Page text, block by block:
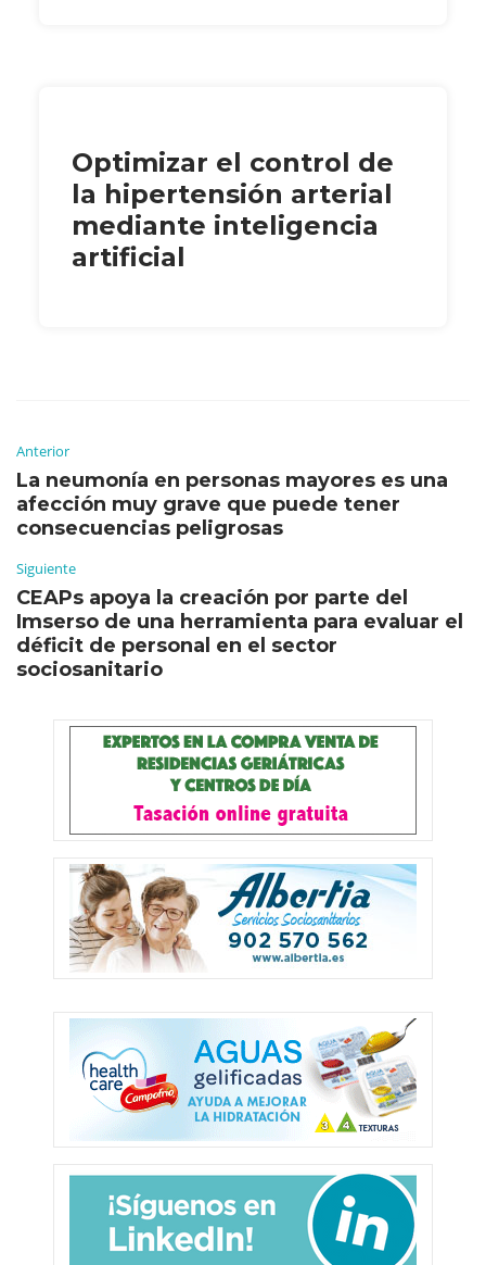
Optimizar el control de
la hipertensión arterial
mediante inteligencia
artificial
Anterior
La neumonía en personas mayores es una
afección muy grave que puede tener
consecuencias peligrosas
Siguiente
CEAPs apoya la creación por parte del
Imserso de una herramienta para evaluar el
déficit de personal en el sector
sociosanitario